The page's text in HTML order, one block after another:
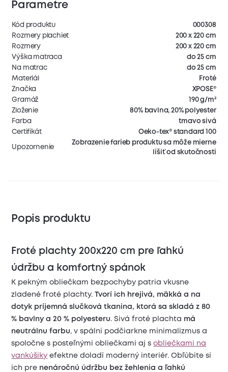
Parametre
Kód produktu
000308
Rozmery plachiet
200 x 220 cm
Rozmery
200 x 220 cm
Výška matraca
do 25 cm
Na matrac
do 25 cm
Materiál
Froté
Značka
XPOSE®
Gramáž
190 g/m²
Zloženie
80% bavlna, 20% polyester
Farba
tmavo sivá
Certifikát
Oeko-tex® standard 100
Upozornenie
Zobrazenie farieb produktu sa môže mierne
líšiť od skutočnosti
Popis produktu
Froté plachty 200x220 cm pre ľahkú
údržbu a komfortný spánok
K pekným obliečkam bezpochyby patria vkusne
zladené froté plachty.Tvorí ich hrejivá, mäkká a na
dotyk príjemná slučková tkanina, ktorá sa skladá z 80
% bavlny a 20 % polyesteru. Sivá froté plachta má
neutrálnu farbu, v spálni podčiarkne minimalizmus a
spoločne s posteľnými obliečkami aj sobliečkami na
vankúšiky efektne doladí moderný interiér. Obľúbite si
ich pre nenáročnú údržbu bez žehlenia a ľahkú